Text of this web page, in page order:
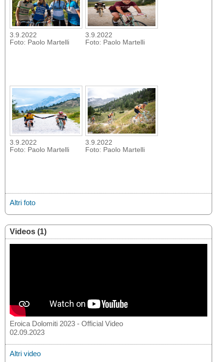
3.9.2022
Foto: Paolo Martelli
3.9.2022
Foto: Paolo Martelli
3.9.2022
Foto: Paolo Martelli
3.9.2022
Foto: Paolo Martelli
Altri foto
Videos (1)
Eroica Dolomiti 2023 - Official Video
02.09.2023
Altri video